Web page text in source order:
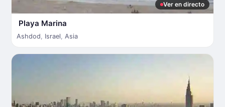
Ver en directo
Playa Marina
Ashdod, Israel, Asia